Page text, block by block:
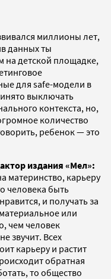
миллионы лет,
данных ты
детской площадке,
для safe-модели в
выключать
контекста, но,
количество
ребенок — это
издания «Мел»:
материнство, карьеру
человека быть
и получать за
или
чем человек
звучит. Всех
карьеру и растит
обратная
то общество